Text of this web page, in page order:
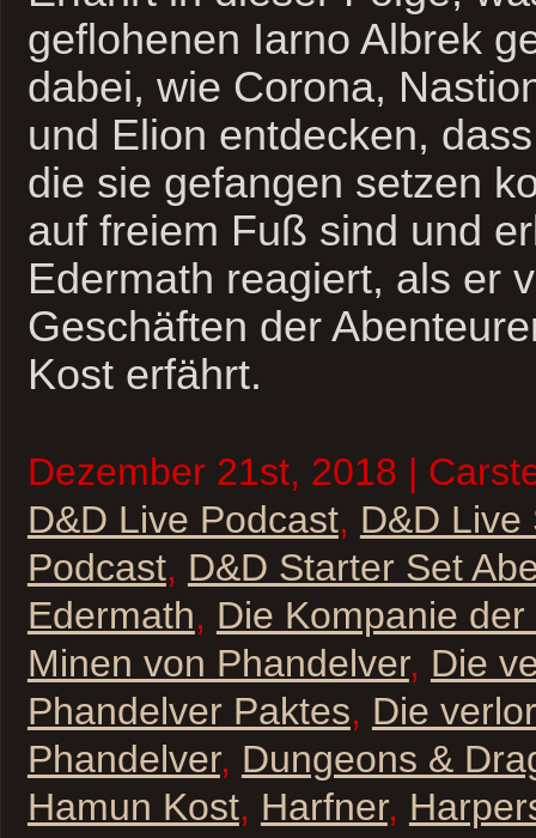
geflohenen Iarno Albrek
dabei, wie Corona,
und Elion entdecken,
die sie gefangen setzen
auf freiem Fuß sind und
Edermath reagiert, als er
Geschäften der
Kost erfährt.
Dezember 21st, 2018 |
D&D Live Podcast, D&D Live
Podcast, D&D Starter Set
Edermath, Die Kompanie
Minen von Phandelver, Die
Phandelver Paktes, Die
Phandelver, Dungeons &
Hamun Kost, Harfner,